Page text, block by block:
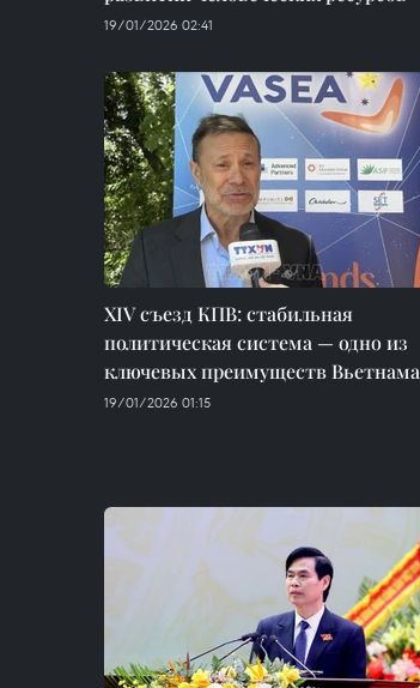
19/01/2026 02:41
XIV съезд КПВ: стабильная
политическая система — одно из
ключевых преимуществ Вьетнама
19/01/2026 01:15